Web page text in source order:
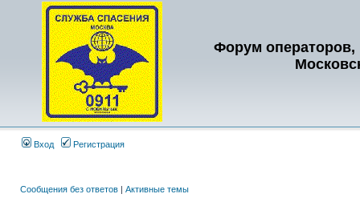
Форум операторов,
Вход Регистрация
Сообщения без ответов | Активные темы